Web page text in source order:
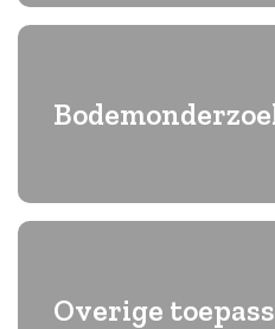
Constructieopbouw
Onderzoek van
Overige